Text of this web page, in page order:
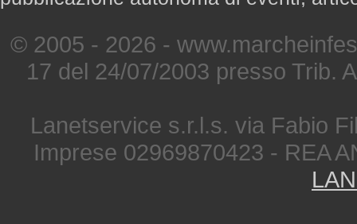
© 2005 - 2026 -
17 del 24/07/2003 presso Trib.
Lanetservice s.r.l.s. via Fabio
Imprese 02969870423 - REA